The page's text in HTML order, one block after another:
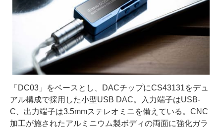
「DC03」をベースとし、DACチップにCS43131をデュ
アル構成で採用した小型USB DAC。入力端子はUSB-
C、出力端子は3.5mmステレオミニを備えている。CNC
加工が施されたアルミニウム製ボディの両面に強化ガラ